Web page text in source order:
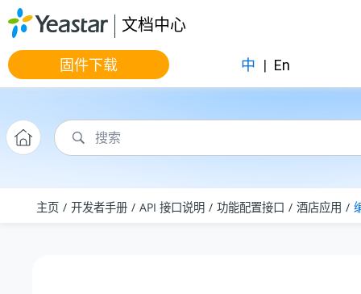
跳转到主要内容
文档中心
固件下载 中 | En
主页 开发者手册 API 接口说明 功能配置接口 酒店应用